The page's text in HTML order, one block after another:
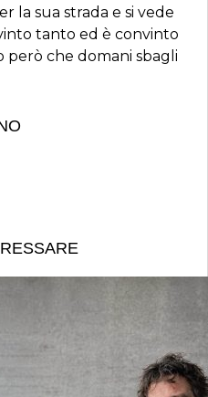
la sua strada e si vede
tanto ed è convinto
però che domani sbagli